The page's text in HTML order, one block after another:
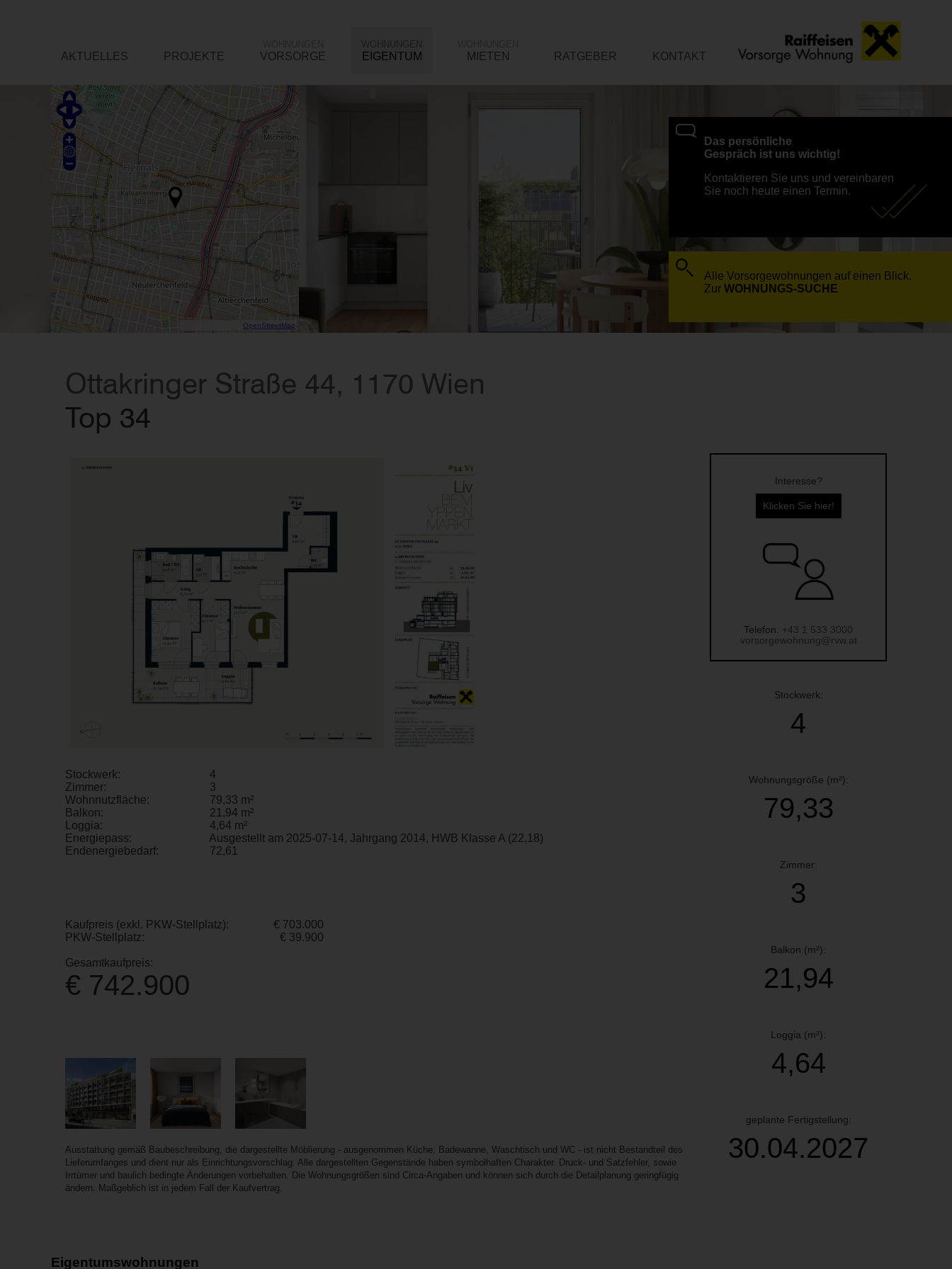
Das persönliche
Gespräch ist uns wichtig!
Kontaktieren Sie uns und vereinbaren
Sie noch heute einen Termin.
Alle Vorsorgewohnungen auf einen Blick.
Zur WOHNUNGS-SUCHE
AKTUELLES PROJEKTE VORSORGE EIGENTUM MIETEN RATGEBER KONTAKT
OpenStreetMap
Ottakringer Straße 44, 1170 Wien
Top 34
Interesse?
Klicken Sie hier!
Telefon: +43 1 533 3000
vorsorgewohnung@rvw.at
Stockwerk:
4
Wohnungsgröße (m²):
79,33
Zimmer:
3
Balkon (m²):
21,94
Loggia (m²):
4,64
geplante Fertigstellung:
30.04.2027
Stockwerk:
4
Zimmer:
3
Wohnnutzfläche:
79,33 m²
Balkon:
21,94 m²
Loggia:
4,64 m²
Energiepass:
Ausgestellt am 2025-07-14, Jahrgang 2014, HWB Klasse A (22,18)
Endenergiebedarf:
72,61
Kaufpreis (exkl. PKW-Stellplatz):
€ 703.000
PKW-Stellplatz:
€ 39.900
Gesamtkaufpreis:
€ 742.900
Ausstattung gemäß Baubeschreibung, die dargestellte Möblierung - ausgenommen Küche, Badewanne, Waschtisch und WC - ist nicht Bestandteil des
Lieferumfanges und dient nur als Einrichtungsvorschlag. Alle dargestellten Gegenstände haben symbolhaften Charakter. Druck- und Satzfehler, sowie
Irrtümer und baulich bedingte Änderungen vorbehalten. Die Wohnungsgrößen sind Circa-Angaben und können sich durch die Detailplanung geringfügig
ändern. Maßgeblich ist in jedem Fall der Kaufvertrag.
Eigentumswohnungen